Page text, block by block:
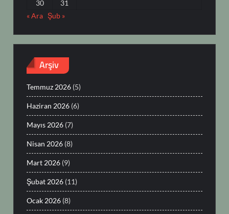
30
31
« Ara Şub »
Arşiv
Temmuz 2026 (5)
Haziran 2026 (6)
Mayıs 2026 (7)
Nisan 2026 (8)
Mart 2026 (9)
Şubat 2026 (11)
Ocak 2026 (8)